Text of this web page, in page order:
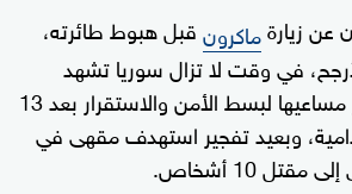
عن زيارةماكرونقبل هبوط طائرته،
في وقت لا تزال سوريا تشهد
تحديات عدة في إطار مساعيها لبسط الأمن والاستقرار بعد 13
وبعيد تفجير استهدف مقهى في
10 أشخاص.